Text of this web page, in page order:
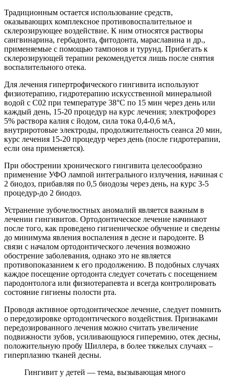
Традиционным остается использование средств,
оказывающих комплексное противовоспалительное и
склерозирующее воздействие. К ним относятся растворы
сангвинарина, гербадонта, фитодонта, мараславина и др.,
применяемые с помощью тампонов и турунд. Прибегать к
склерозирующей терапии рекомендуется лишь после снятия
воспалительного отека.
Для лечения гипертрофического гингивита используют
физиотерапию, гидротерапию искусственной минеральной
водой с С02 при температуре 38°С по 15 мин через день или
каждый день, 15-20 процедур на курс лечения; электрофорез
5% раствора калия с йодом, сила тока 0,4-0,6 мА,
внутриротовые электроды, продолжительность сеанса 20 мин,
курс лечения 15-20 процедур через день (после гидротерапии,
если она применяется).
При обострении хронического гингивита целесообразно
применение УФО лампой интегрального излучения, начиная с
2 биодоз, прибавляя по 0,5 биодозы через день, на курс 3-5
процедур-до 2 биодоз.
Устранение зубочелюстных аномалий является важным в
лечении гингивитов. Ортодонтическое лечение начинают
после того, как проведено гигиеническое обучение и сведены
до минимума явления воспаления в десне и пародонте. В
связи с началом ортодонтического лечения возможно
обострение заболевания, однако это не является
противопоказанием к его продолжению. В подобных случаях
каждое посещение ортодонта следует сочетать с посещением
пародонтолога или физиотерапевта и всегда контролировать
состояние гигиены полости рта.
Проводя активное ортодонтическое лечение, следует помнить
о передозировке ортодонтического воздействия. Признаками
передозированного лечения можно считать увеличение
подвижности зубов, усиливающуюся гиперемию, отек десны,
положительную пробу Шиллера, в более тяжелых случаях –
гиперплазию тканей десны.
Гингивит у детей — тема, вызывающая много